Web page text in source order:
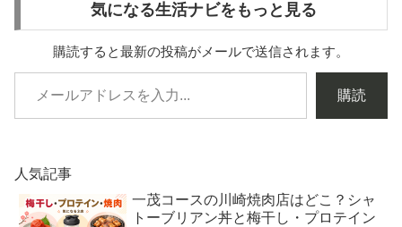
気になる生活ナビをもっと見る
購読すると最新の投稿がメールで送信されます。
購読
人気記事
一茂コースの川崎焼肉店はどこ？シャ
トーブリアン丼と梅干し・プロテイン